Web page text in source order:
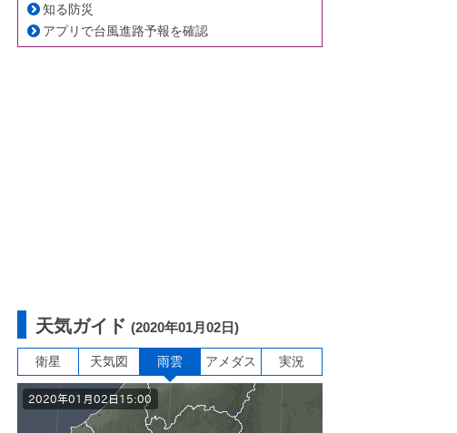
知る防災
アプリで台風進路予報を確認
天気ガイド (2020年01月02日)
衛星 天気図 雨雲 アメダス 実況